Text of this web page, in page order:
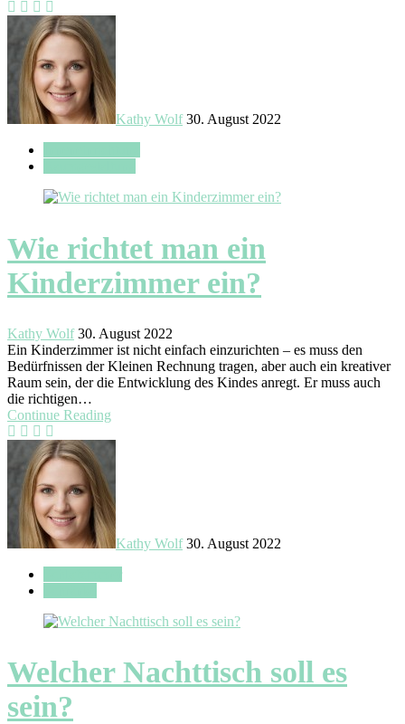
Kathy Wolf 30. August 2022
Wie richtet man ein
Kinderzimmer ein?
Kathy Wolf 30. August 2022
Ein Kinderzimmer ist nicht einfach einzurichten – es muss den
Bedürfnissen der Kleinen Rechnung tragen, aber auch ein kreativer
Raum sein, der die Entwicklung des Kindes anregt. Er muss auch
die richtigen…
Continue Reading
Kathy Wolf 30. August 2022
Welcher Nachttisch soll es
sein?